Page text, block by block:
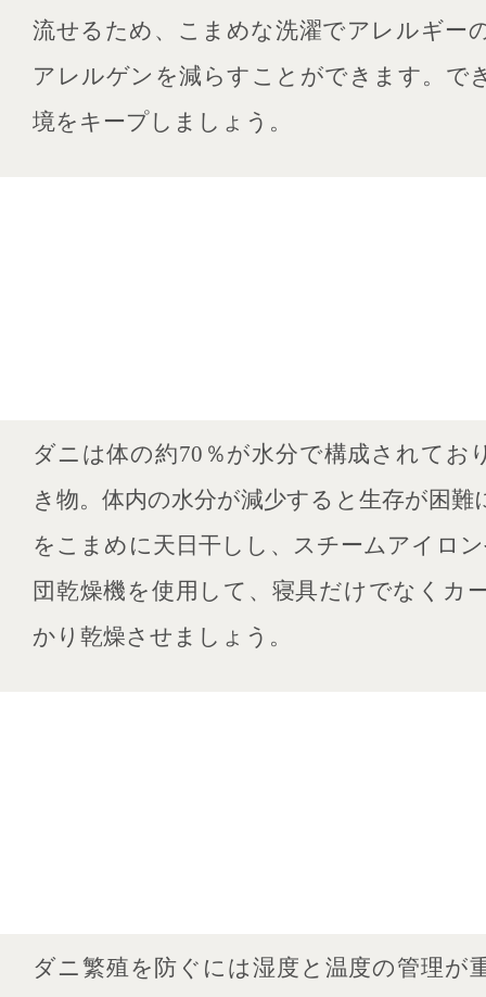
流せるため、こまめな洗濯でアレルギー
アレルゲンを減らすことができます。で
境をキープしましょう。
ダニは体の約70％が水分で構成されてお
き物。体内の水分が減少すると生存が困難
をこまめに天日干しし、スチームアイロ
団乾燥機を使用して、寝具だけでなくカ
かり乾燥させましょう。
ダニ繁殖を防ぐには湿度と温度の管理が